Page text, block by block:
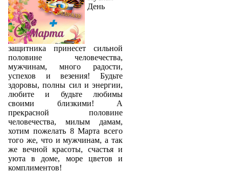
День
защитника принесет сильной
половине человечества,
мужчинам, много радости,
успехов и везения! Будьте
здоровы, полны сил и энергии,
любите и будьте любимы
своими близкими! А
прекрасной половине
человечества, милым дамам,
хотим пожелать 8 Марта всего
того же, что и мужчинам, а так
же вечной красоты, счастья и
уюта в доме, море цветов и
комплиментов!